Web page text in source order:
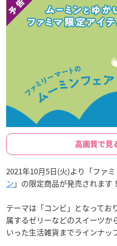
高画質で見
2021年10月5日(火)より「ファ
ン 」の限定商品が発売されます！
テーマは「コンビ」となってお
属するゼリーなどのスイーツか
いった生活雑貨までラインナッ